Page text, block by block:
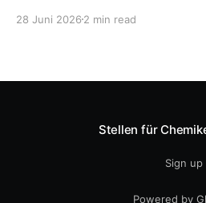
entwickeln. Diese Strategie ist
28 Juni 2026 2 min read
Stellen für
Sign up
Powered by